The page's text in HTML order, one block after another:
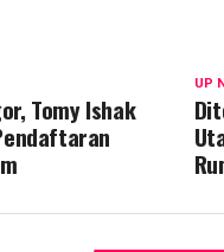
UP
Tomy Ishak